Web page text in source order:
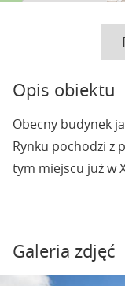
Opis obiektu
Obecny budynek
Rynku pochodzi z
tym miejscu już w
Galeria zdjęć